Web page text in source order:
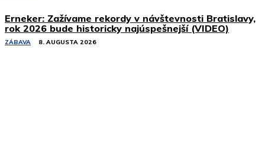
Erneker: Zažívame rekordy v návštevnosti Bratislavy,
rok 2026 bude historicky najúspešnejší (VIDEO)
ZÁBAVA 8. AUGUSTA 2026